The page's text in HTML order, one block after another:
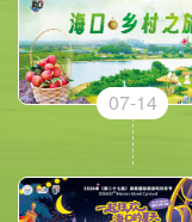
07-14